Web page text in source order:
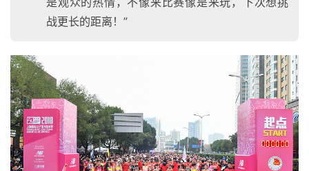
战更长的距离！”